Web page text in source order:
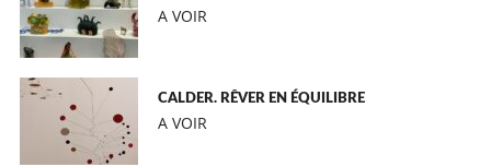
A VOIR
CALDER. RÊVER EN ÉQUILIBRE
A VOIR